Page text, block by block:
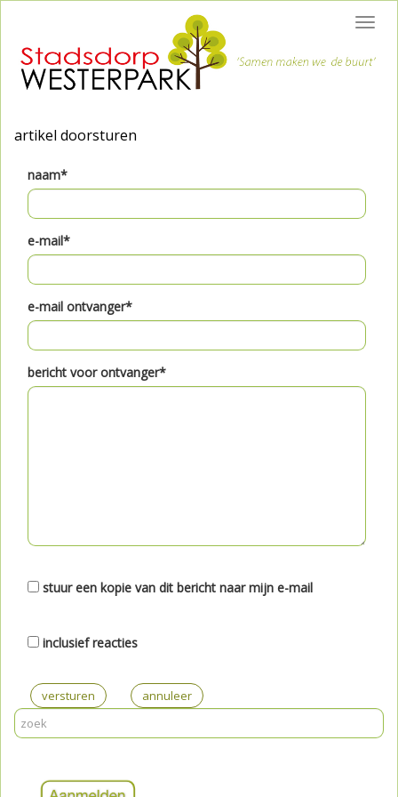
artikel doorsturen
naam*
e-mail*
e-mail ontvanger*
bericht voor ontvanger*
stuur een kopie van dit bericht naar mijn e-mail
inclusief reacties
versturen